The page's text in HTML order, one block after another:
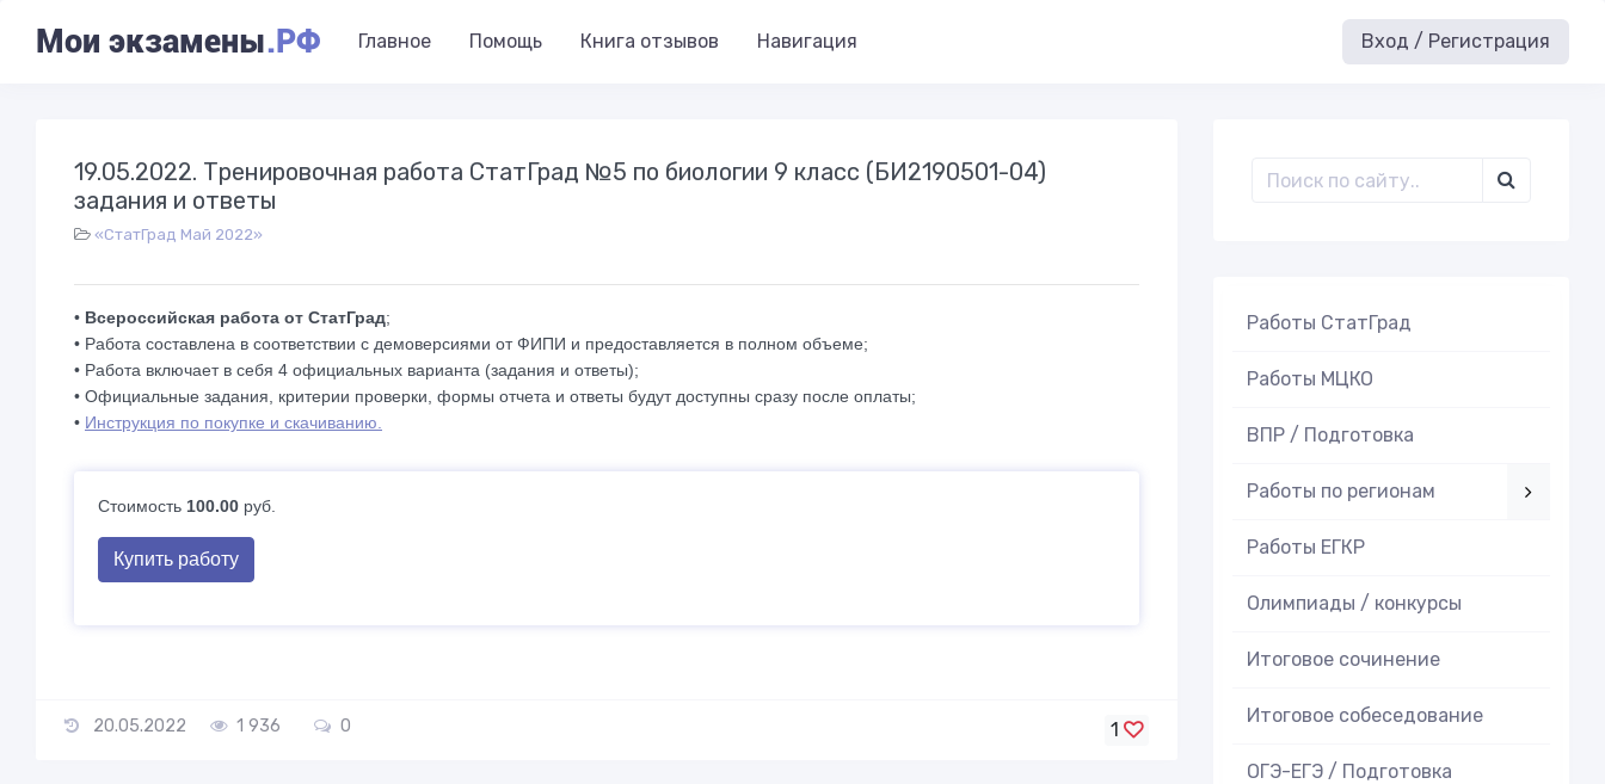
Мои экзамены.РФ Главное Помощь Книга отзывов Навигация Вход / Регистрация
19.05.2022. Тренировочная работа СтатГрад №5 по биологии 9 класс (БИ2190501-04)
задания и ответы
«СтатГрад Май 2022»
• Всероссийская работа от СтатГрад;
• Работа составлена в соответствии с демоверсиями от ФИПИ и предоставляется в полном объеме;
• Работа включает в себя 4 официальных варианта (задания и ответы);
• Официальные задания, критерии проверки, формы отчета и ответы будут доступны сразу после оплаты;
• Инструкция по покупке и скачиванию.
Стоимость 100.00 руб.
Купить работу
20.05.2022 1 936 0 1
Работы СтатГрад
Работы МЦКО
ВПР / Подготовка
Работы по регионам
Работы ЕГКР
Олимпиады / конкурсы
Итоговое cочинение
Итоговое cобеседование
ОГЭ-ЕГЭ / Подготовка